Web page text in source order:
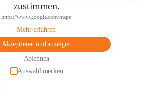
zustimmen.
https://www.google.com/maps
Mehr erfahren
Akzeptieren und anzeigen
Ablehnen
Auswahl merken